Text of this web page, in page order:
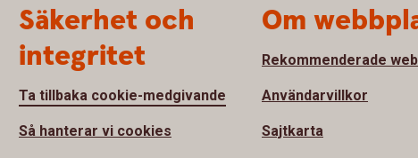
Säkerhet och
integritet
Ta tillbaka cookie-medgivande
Så hanterar vi cookies
Om
Rekommenderade
Användarvillkor
Sajtkarta